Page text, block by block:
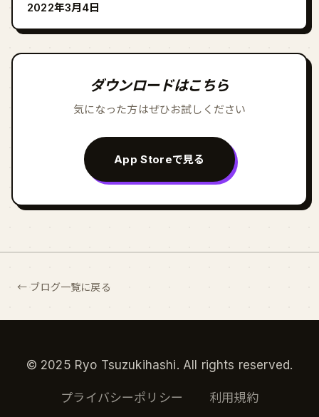
2022年3月4日
ダウンロードはこちら
気になった方はぜひお試しください
App Storeで見る
← ブログ一覧に戻る
© 2025 Ryo Tsuzukihashi. All rights reserved.
プライバシーポリシー 利用規約